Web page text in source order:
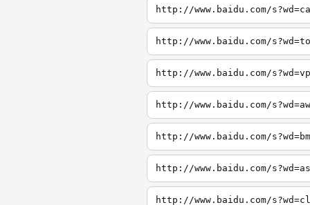
http://www.baidu.com/
http://www.baidu.com/
http://www.baidu.com/
http://www.baidu.com/
http://www.baidu.com/
http://www.baidu.com/
http://www.baidu.com/